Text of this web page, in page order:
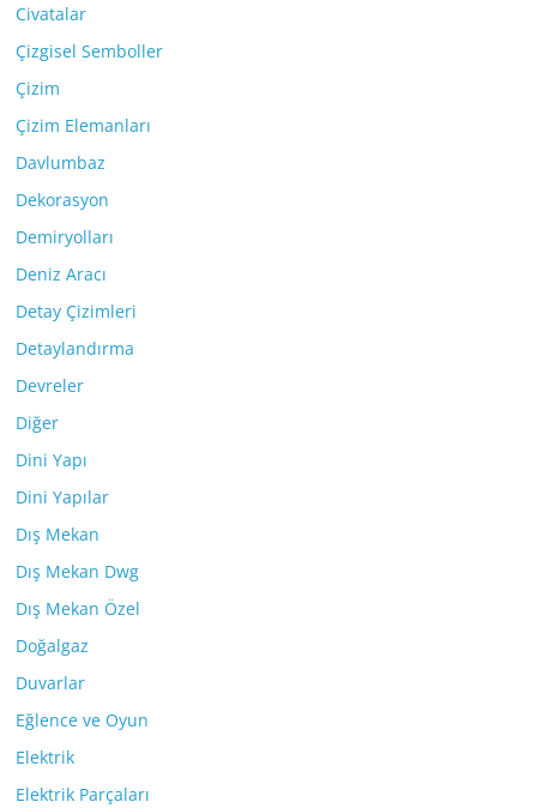
Civatalar
Çizgisel Semboller
Çizim
Çizim Elemanları
Davlumbaz
Dekorasyon
Demiryolları
Deniz Aracı
Detay Çizimleri
Detaylandırma
Devreler
Diğer
Dini Yapı
Dini Yapılar
Dış Mekan
Dış Mekan Dwg
Dış Mekan Özel
Doğalgaz
Duvarlar
Eğlence ve Oyun
Elektrik
Elektrik Parçaları